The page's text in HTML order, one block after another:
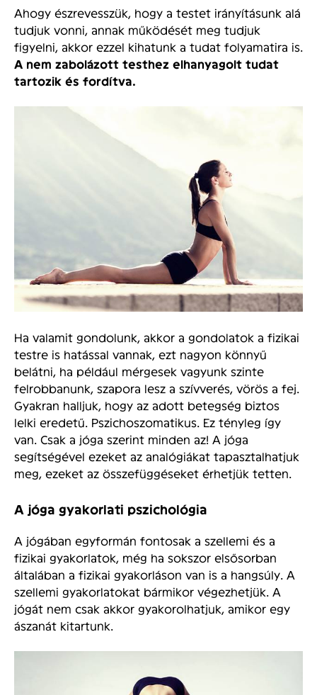
Ahogy észrevesszük, hogy a testet irányításunk alá
tudjuk vonni, annak működését meg tudjuk
figyelni, akkor ezzel kihatunk a tudat folyamatira is.
A nem zabolázott testhez elhanyagolt tudat
tartozik és fordítva.
Ha valamit gondolunk, akkor a gondolatok a fizikai
testre is hatással vannak, ezt nagyon könnyű
belátni, ha például mérgesek vagyunk szinte
felrobbanunk, szapora lesz a szívverés, vörös a fej.
Gyakran halljuk, hogy az adott betegség biztos
lelki eredetű. Pszichoszomatikus. Ez tényleg így
van. Csak a jóga szerint minden az! A jóga
segítségével ezeket az analógiákat tapasztalhatjuk
meg, ezeket az összefüggéseket érhetjük tetten.
A jóga gyakorlati pszichológia
A jógában egyformán fontosak a szellemi és a
fizikai gyakorlatok, még ha sokszor elsősorban
általában a fizikai gyakorláson van is a hangsúly. A
szellemi gyakorlatokat bármikor végezhetjük. A
jógát nem csak akkor gyakorolhatjuk, amikor egy
ászanát kitartunk.